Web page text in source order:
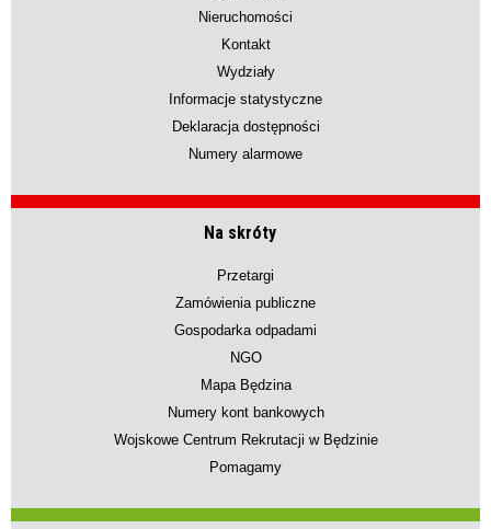
Nieruchomości
Kontakt
Wydziały
Informacje statystyczne
Deklaracja dostępności
Numery alarmowe
Na skróty
Przetargi
Zamówienia publiczne
Gospodarka odpadami
NGO
Mapa Będzina
Numery kont bankowych
Wojskowe Centrum Rekrutacji w Będzinie
Pomagamy